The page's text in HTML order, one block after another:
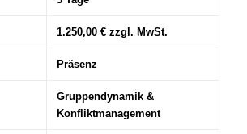
1.250,00 € zzgl. MwSt.
Präsenz
Gruppendynamik &
Konfliktmanagement